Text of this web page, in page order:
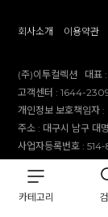
카테고리
회사소개 이용약관
(주)이투컬렉션 대표 :
고객센터 :1644-
개인정보 보호책임자 :
주소 : 대구시 남구 대
사업자등록번호 :
제안 문의 :
대량 구매 문의 :